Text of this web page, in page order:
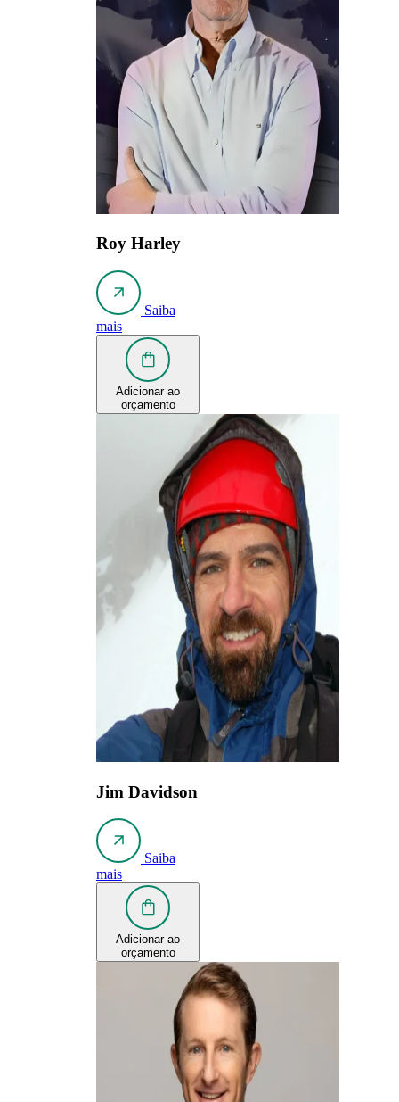
Roy Harley
Saiba
mais
Adicionar ao
orçamento
Jim Davidson
Saiba
mais
Adicionar ao
orçamento